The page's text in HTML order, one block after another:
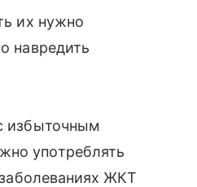
их нужно
навредить
избыточным
употреблять
ЖКТ